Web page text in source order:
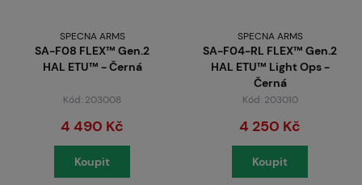
SPECNA ARMS
SA-F08 FLEX™ Gen.2
HAL ETU™ - Černá
Kód: 203008
4 490 Kč
Koupit
SPECNA ARMS
SA-F04-RL FLEX™ Gen.2
HAL ETU™ Light Ops -
Černá
Kód: 203010
4 250 Kč
Koupit